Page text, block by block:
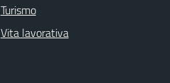
Turismo
Vita lavorativa